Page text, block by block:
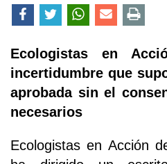
Ecologistas en
incertidumbre que
aprobada sin el
necesarios
Ecologistas en Acción